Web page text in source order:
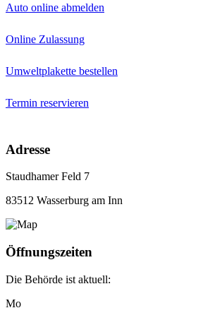
Auto online abmelden
Online Zulassung
Umweltplakette bestellen
Termin reservieren
Adresse
Staudhamer Feld 7
83512 Wasserburg am Inn
Öffnungszeiten
Die Behörde ist aktuell:
Mo